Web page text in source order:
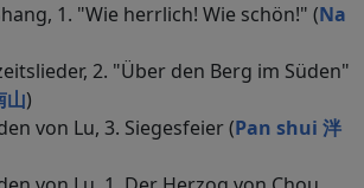
1. "Wie herrlich! Wie schön!" (Na
2. "Über den Berg im Süden"
山)
von Lu, 3. Siegesfeier (Pan shui 泮